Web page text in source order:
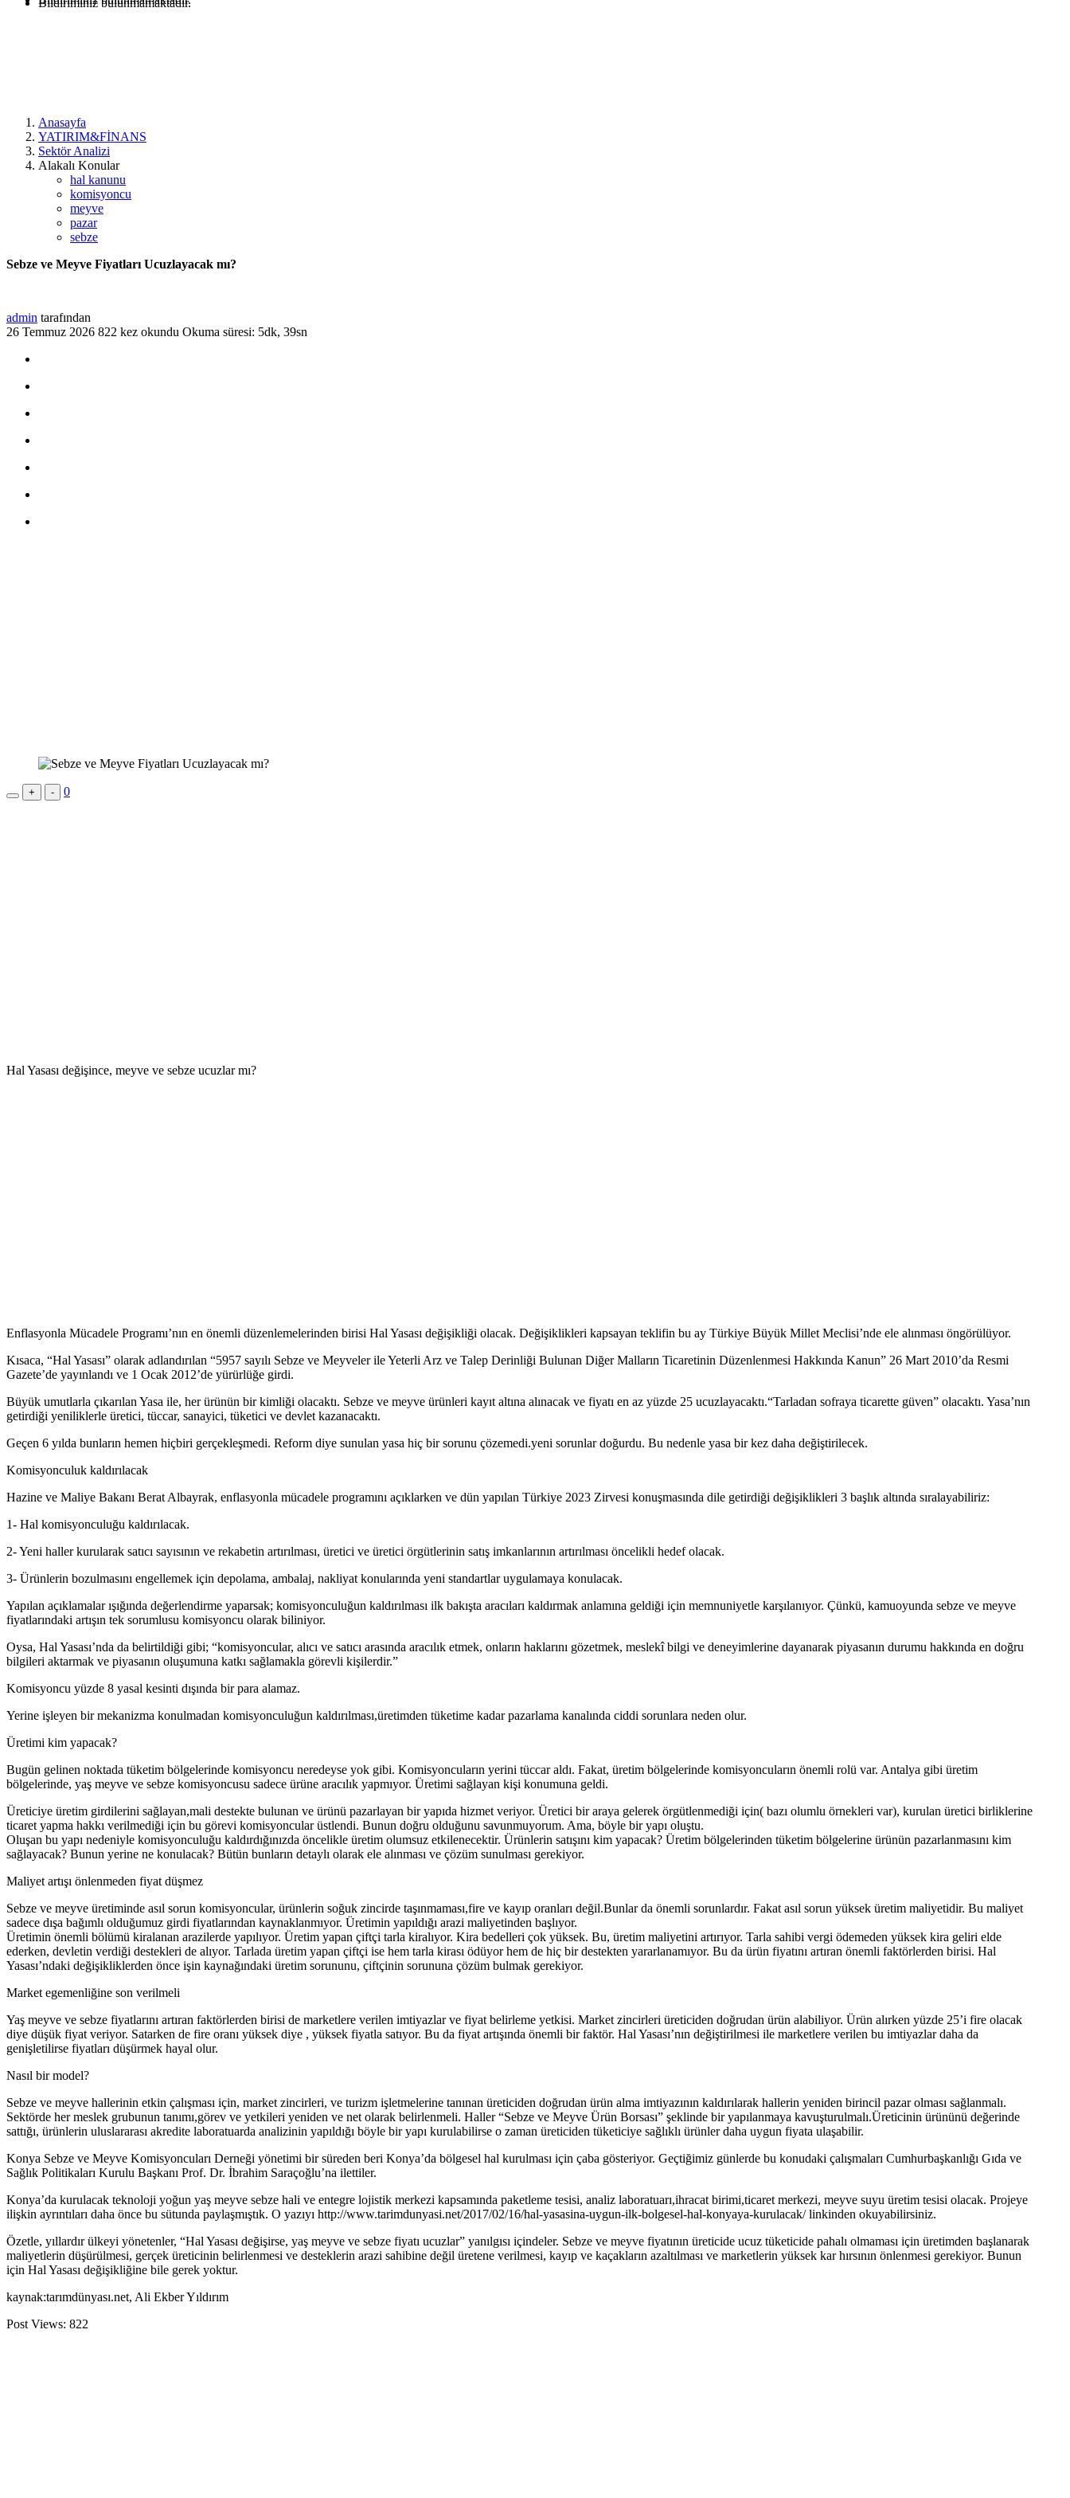
Bildiriminiz bulunmamaktadır.
Anasayfa
YATIRIM&FİNANS
Sektör Analizi
Alakalı Konular
hal kanunu
komisyoncu
meyve
pazar
sebze
Sebze ve Meyve Fiyatları Ucuzlayacak mı?
admin tarafından
26 Temmuz 2026 822 kez okundu Okuma süresi: 5dk, 39sn
+ - 0
Hal Yasası değişince, meyve ve sebze ucuzlar mı?
Enflasyonla Mücadele Programı’nın en önemli düzenlemelerinden birisi Hal Yasası değişikliği olacak. Değişiklikleri kapsayan teklifin bu ay Türkiye Büyük Millet Meclisi’nde ele alınması öngörülüyor.
Kısaca, “Hal Yasası” olarak adlandırılan “5957 sayılı Sebze ve Meyveler ile Yeterli Arz ve Talep Derinliği Bulunan Diğer Malların Ticaretinin Düzenlenmesi Hakkında Kanun” 26 Mart 2010’da Resmi
Gazete’de yayınlandı ve 1 Ocak 2012’de yürürlüğe girdi.
Büyük umutlarla çıkarılan Yasa ile, her ürünün bir kimliği olacaktı. Sebze ve meyve ürünleri kayıt altına alınacak ve fiyatı en az yüzde 25 ucuzlayacaktı.“Tarladan sofraya ticarette güven” olacaktı. Yasa’nın
getirdiği yeniliklerle üretici, tüccar, sanayici, tüketici ve devlet kazanacaktı.
Geçen 6 yılda bunların hemen hiçbiri gerçekleşmedi. Reform diye sunulan yasa hiç bir sorunu çözemedi.yeni sorunlar doğurdu. Bu nedenle yasa bir kez daha değiştirilecek.
Komisyonculuk kaldırılacak
Hazine ve Maliye Bakanı Berat Albayrak, enflasyonla mücadele programını açıklarken ve dün yapılan Türkiye 2023 Zirvesi konuşmasında dile getirdiği değişiklikleri 3 başlık altında sıralayabiliriz:
1- Hal komisyonculuğu kaldırılacak.
2- Yeni haller kurularak satıcı sayısının ve rekabetin artırılması, üretici ve üretici örgütlerinin satış imkanlarının artırılması öncelikli hedef olacak.
3- Ürünlerin bozulmasını engellemek için depolama, ambalaj, nakliyat konularında yeni standartlar uygulamaya konulacak.
Yapılan açıklamalar ışığında değerlendirme yaparsak; komisyonculuğun kaldırılması ilk bakışta aracıları kaldırmak anlamına geldiği için memnuniyetle karşılanıyor. Çünkü, kamuoyunda sebze ve meyve
fiyatlarındaki artışın tek sorumlusu komisyoncu olarak biliniyor.
Oysa, Hal Yasası’nda da belirtildiği gibi; “komisyoncular, alıcı ve satıcı arasında aracılık etmek, onların haklarını gözetmek, meslekî bilgi ve deneyimlerine dayanarak piyasanın durumu hakkında en doğru
bilgileri aktarmak ve piyasanın oluşumuna katkı sağlamakla görevli kişilerdir.”
Komisyoncu yüzde 8 yasal kesinti dışında bir para alamaz.
Yerine işleyen bir mekanizma konulmadan komisyonculuğun kaldırılması,üretimden tüketime kadar pazarlama kanalında ciddi sorunlara neden olur.
Üretimi kim yapacak?
Bugün gelinen noktada tüketim bölgelerinde komisyoncu neredeyse yok gibi. Komisyoncuların yerini tüccar aldı. Fakat, üretim bölgelerinde komisyoncuların önemli rolü var. Antalya gibi üretim
bölgelerinde, yaş meyve ve sebze komisyoncusu sadece ürüne aracılık yapmıyor. Üretimi sağlayan kişi konumuna geldi.
Üreticiye üretim girdilerini sağlayan,mali destekte bulunan ve ürünü pazarlayan bir yapıda hizmet veriyor. Üretici bir araya gelerek örgütlenmediği için( bazı olumlu örnekleri var), kurulan üretici birliklerine
ticaret yapma hakkı verilmediği için bu görevi komisyoncular üstlendi. Bunun doğru olduğunu savunmuyorum. Ama, böyle bir yapı oluştu.
Oluşan bu yapı nedeniyle komisyonculuğu kaldırdığınızda öncelikle üretim olumsuz etkilenecektir. Ürünlerin satışını kim yapacak? Üretim bölgelerinden tüketim bölgelerine ürünün pazarlanmasını kim
sağlayacak? Bunun yerine ne konulacak? Bütün bunların detaylı olarak ele alınması ve çözüm sunulması gerekiyor.
Maliyet artışı önlenmeden fiyat düşmez
Sebze ve meyve üretiminde asıl sorun komisyoncular, ürünlerin soğuk zincirde taşınmaması,fire ve kayıp oranları değil.Bunlar da önemli sorunlardır. Fakat asıl sorun yüksek üretim maliyetidir. Bu maliyet
sadece dışa bağımlı olduğumuz girdi fiyatlarından kaynaklanmıyor. Üretimin yapıldığı arazi maliyetinden başlıyor.
Üretimin önemli bölümü kiralanan arazilerde yapılıyor. Üretim yapan çiftçi tarla kiralıyor. Kira bedelleri çok yüksek. Bu, üretim maliyetini artırıyor. Tarla sahibi vergi ödemeden yüksek kira geliri elde
ederken, devletin verdiği destekleri de alıyor. Tarlada üretim yapan çiftçi ise hem tarla kirası ödüyor hem de hiç bir destekten yararlanamıyor. Bu da ürün fiyatını artıran önemli faktörlerden birisi. Hal
Yasası’ndaki değişikliklerden önce işin kaynağındaki üretim sorununu, çiftçinin sorununa çözüm bulmak gerekiyor.
Market egemenliğine son verilmeli
Yaş meyve ve sebze fiyatlarını artıran faktörlerden birisi de marketlere verilen imtiyazlar ve fiyat belirleme yetkisi. Market zincirleri üreticiden doğrudan ürün alabiliyor. Ürün alırken yüzde 25’i fire olacak
diye düşük fiyat veriyor. Satarken de fire oranı yüksek diye , yüksek fiyatla satıyor. Bu da fiyat artışında önemli bir faktör. Hal Yasası’nın değiştirilmesi ile marketlere verilen bu imtiyazlar daha da
genişletilirse fiyatları düşürmek hayal olur.
Nasıl bir model?
Sebze ve meyve hallerinin etkin çalışması için, market zincirleri, ve turizm işletmelerine tanınan üreticiden doğrudan ürün alma imtiyazının kaldırılarak hallerin yeniden birincil pazar olması sağlanmalı.
Sektörde her meslek grubunun tanımı,görev ve yetkileri yeniden ve net olarak belirlenmeli. Haller “Sebze ve Meyve Ürün Borsası” şeklinde bir yapılanmaya kavuşturulmalı.Üreticinin ürününü değerinde
sattığı, ürünlerin uluslararası akredite laboratuarda analizinin yapıldığı böyle bir yapı kurulabilirse o zaman üreticiden tüketiciye sağlıklı ürünler daha uygun fiyata ulaşabilir.
Konya Sebze ve Meyve Komisyoncuları Derneği yönetimi bir süreden beri Konya’da bölgesel hal kurulması için çaba gösteriyor. Geçtiğimiz günlerde bu konudaki çalışmaları Cumhurbaşkanlığı Gıda ve
Sağlık Politikaları Kurulu Başkanı Prof. Dr. İbrahim Saraçoğlu’na ilettiler.
Konya’da kurulacak teknoloji yoğun yaş meyve sebze hali ve entegre lojistik merkezi kapsamında paketleme tesisi, analiz laboratuarı,ihracat birimi,ticaret merkezi, meyve suyu üretim tesisi olacak. Projeye
ilişkin ayrıntıları daha önce bu sütunda paylaşmıştık. O yazıyı http://www.tarimdunyasi.net/2017/02/16/hal-yasasina-uygun-ilk-bolgesel-hal-konyaya-kurulacak/ linkinden okuyabilirsiniz.
Özetle, yıllardır ülkeyi yönetenler, “Hal Yasası değişirse, yaş meyve ve sebze fiyatı ucuzlar” yanılgısı içindeler. Sebze ve meyve fiyatının üreticide ucuz tüketicide pahalı olmaması için üretimden başlanarak
maliyetlerin düşürülmesi, gerçek üreticinin belirlenmesi ve desteklerin arazi sahibine değil üretene verilmesi, kayıp ve kaçakların azaltılması ve marketlerin yüksek kar hırsının önlenmesi gerekiyor. Bunun
için Hal Yasası değişikliğine bile gerek yoktur.
kaynak:tarımdünyası.net, Ali Ekber Yıldırım
Post Views: 822